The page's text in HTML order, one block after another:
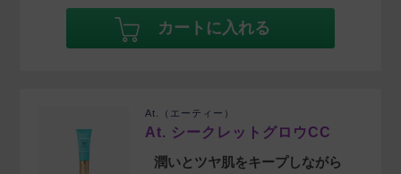
カートに入れる
At.（エーティー）
At. シークレットグロウCC
潤いとツヤ肌をキープしながら